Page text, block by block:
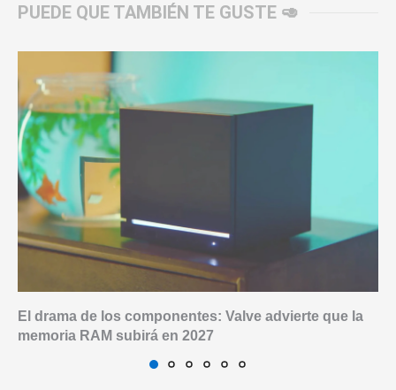
PUEDE QUE TAMBIÉN TE GUSTE 🥑
El drama de los componentes: Valve advierte que la
memoria RAM subirá en 2027